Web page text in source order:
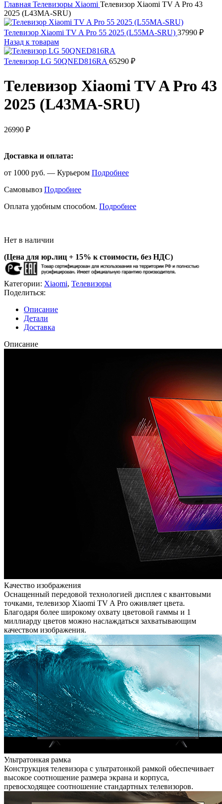
Главная Телевизоры Xiaomi Телевизор Xiaomi TV A Pro 43
2025 (L43MA-SRU)
Телевизор Xiaomi TV A Pro 55 2025 (L55MA-SRU) 37990 ₽
Назад к товарам
Телевизор LG 50QNED816RA 65290 ₽
Телевизор Xiaomi TV A Pro 43
2025 (L43MA-SRU)
26990 ₽
Доставка и оплата:
от 1000 руб. — Курьером Подробнее
Самовывоз Подробнее
Оплата удобным способом. Подробнее
Нет в наличии
(Цена для юр.лиц + 15% к стоимости, без НДС)
Категории: Xiaomi, Телевизоры
Поделиться:
Описание
Детали
Доставка
Описание
Качество изображения
Оснащенный передовой технологией дисплея с квантовыми
точками, телевизор Xiaomi TV A Pro оживляет цвета.
Благодаря более широкому охвату цветовой гаммы и 1
миллиарду цветов можно наслаждаться захватывающим
качеством изображения.
Ультратонкая рамка
Конструкция телевизора с ультратонкой рамкой обеспечивает
высокое соотношение размера экрана и корпуса,
превосходящее соотношение стандартных телевизоров.